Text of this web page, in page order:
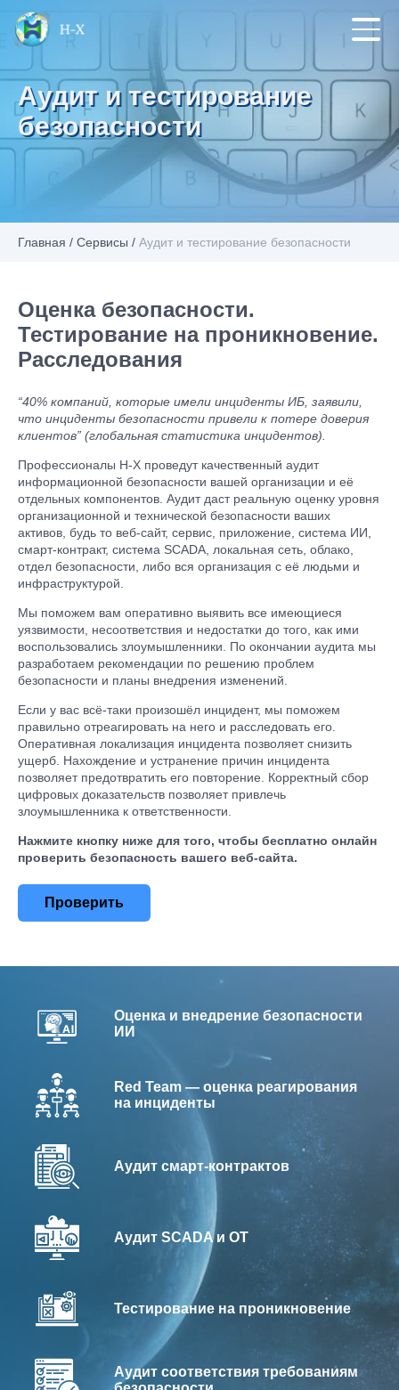
Аудит и тестирование
безопасности
Главная / Сервисы / Аудит и тестирование безопасности
Оценка безопасности.
Тестирование на проникновение.
Расследования
“40% компаний, которые имели инциденты ИБ, заявили,
что инциденты безопасности привели к потере доверия
клиентов” (глобальная статистика инцидентов).
Профессионалы Н-Х проведут качественный аудит
информационной безопасности вашей организации и её
отдельных компонентов. Аудит даст реальную оценку уровня
организационной и технической безопасности ваших
активов, будь то веб-сайт, сервис, приложение, система ИИ,
смарт-контракт, система SCADA, локальная сеть, облако,
отдел безопасности, либо вся организация с её людьми и
инфраструктурой.
Мы поможем вам оперативно выявить все имеющиеся
уязвимости, несоответствия и недостатки до того, как ими
воспользовались злоумышленники. По окончании аудита мы
разработаем рекомендации по решению проблем
безопасности и планы внедрения изменений.
Если у вас всё-таки произошёл инцидент, мы поможем
правильно отреагировать на него и расследовать его.
Оперативная локализация инцидента позволяет снизить
ущерб . Нахождение и устранение причин инцидента
позволяет предотвратить его повторение
Корректный сбор
цифровых доказательств позволяет привлечь
злоумышленника к ответственности.
Нажмите кнопку ниже для того, чтобы бесплатно онлайн
проверить безопасность вашего веб-сайта.
Проверить
Оценка и внедрение безопасности
ИИ
Red Team — оценка реагирования
на инциденты
Аудит смарт-контрактов
Аудит SCADA и ОТ
Тестирование на проникновение
Аудит соответствия требованиям